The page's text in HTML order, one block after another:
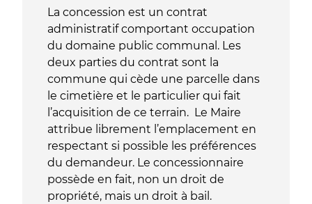
La concession est un contrat
administratif comportant occupation
du domaine public communal. Les
deux parties du contrat sont la
commune qui cède une parcelle dans
le cimetière et le particulier qui fait
l’acquisition de ce terrain. Le Maire
attribue librement l’emplacement en
respectant si possible les préférences
du demandeur. Le concessionnaire
possède en fait, non un droit de
propriété, mais un droit à bail.